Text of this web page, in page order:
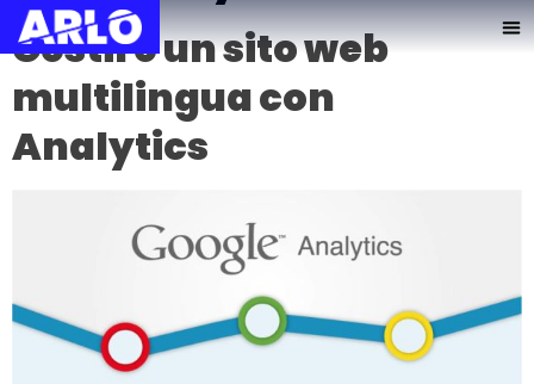
Gestire un sito web
multilingua con
Analytics